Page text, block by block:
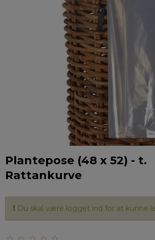
Plantepose (48 x 52) - t.
Rattankurve
Du skal være logget ind for at kunne